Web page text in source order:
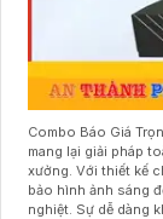
Combo Báo Giá
mang lại giải pháp
xưởng. Với thiết kế
bảo hình ảnh sáng
nghiệt. Sự dễ dàng